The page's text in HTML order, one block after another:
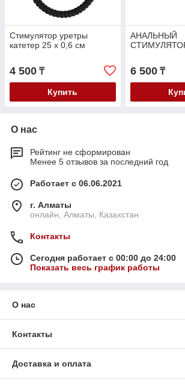
Стимулятор уретры
катетер 25 х 0,6 см
4 500 ₸
Купить
АНАЛЬНЫЙ
6 500₸
О нас
Рейтинг не сформирован
Менее 5 отзывов за последний год
Работает с 06.06.2021
г. Алматы
онлайн, Алматы, Казахстан
Контакты
Сегодня работает с 00:00 до 24:00
Показать весь график работы
О нас
Контакты
Доставка и оплата